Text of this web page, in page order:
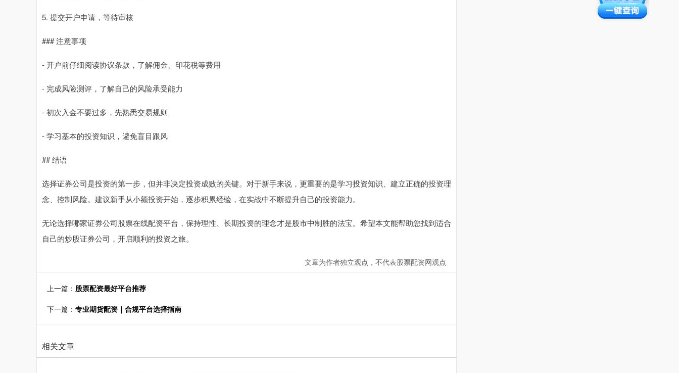
5. 提交开户申请，等待审核
### 注意事项
- 开户前仔细阅读协议条款，了解佣金、印花税等费用
- 完成风险测评，了解自己的风险承受能力
- 初次入金不要过多，先熟悉交易规则
- 学习基本的投资知识，避免盲目跟风
## 结语
选择证券公司是投资的第一步，但并非决定投资成败的关键。对于新手来说，更重要的是学习投资知识、建立正确的投资理
念、控制风险。建议新手从小额投资开始，逐步积累经验，在实战中不断提升自己的投资能力。
无论选择哪家证券公司股票在线配资平台，保持理性、长期投资的理念才是股市中制胜的法宝。希望本文能帮助您找到适合
自己的炒股证券公司，开启顺利的投资之旅。
文章为作者独立观点，不代表股票配资网观点
上一篇： 股票配资最好平台推荐
下一篇： 专业期货配资｜合规平台选择指南
相关文章